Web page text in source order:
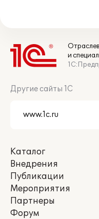
и
Другие сайты 1С
Каталог
Внедрения
Публикации
Мероприятия
Партнеры
Форум